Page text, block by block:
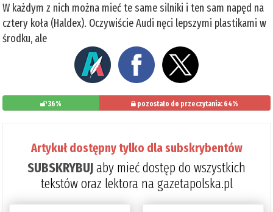
W każdym z nich można mieć te same silniki i ten sam napęd na
cztery koła (Haldex). Oczywiście Audi nęci lepszymi plastikami w
środku, ale
36% pozostało do przeczytania: 64%
Artykuł dostępny tylko dla subskrybentów
SUBSKRYBUJaby mieć dostęp do wszystkich
tekstów oraz lektora na gazetapolska.pl